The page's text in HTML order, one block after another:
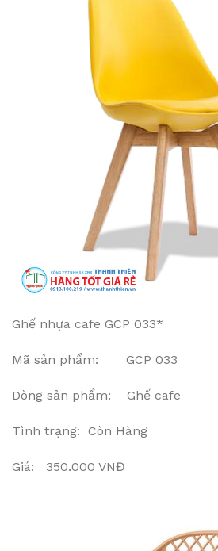
Ghế nhựa cafe GCP 033*
Mã sản phẩm: GCP 033
Dòng sản phẩm: Ghế cafe
Tình trạng: Còn Hàng
Giá: 350.000 VNĐ